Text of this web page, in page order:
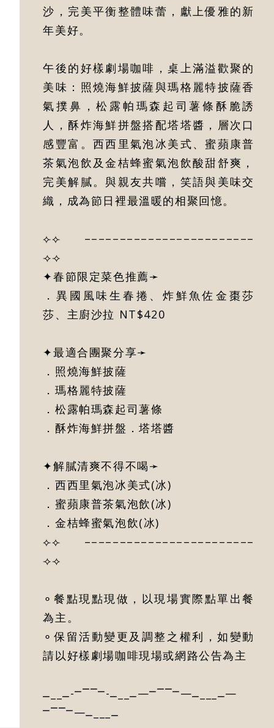
沙，完美平衡整體味蕾，獻上優雅的新
年美好。
午後的好樣劇場咖啡，桌上滿溢歡聚的
美味：照燒海鮮披薩與瑪格麗特披薩香
氣撲鼻，松露帕瑪森起司薯條酥脆誘
人，酥炸海鮮拼盤搭配塔塔醬，層次口
感豐富。西西里氣泡冰美式、蜜蘋康普
茶氣泡飲及金桔蜂蜜氣泡飲酸甜舒爽，
完美解膩。與親友共嚐，笑語與美味交
織，成為節日裡最溫暖的相聚回憶。
⟣⟣ ––––––––––––––––––––––––
⟢⟢
✦春節限定菜色推薦➛
．異國風味生春捲、炸鮮魚佐金棗莎
莎、主廚沙拉 NT$420
✦最適合團聚分享➛
．照燒海鮮披薩
．瑪格麗特披薩
．松露帕瑪森起司薯條
．酥炸海鮮拼盤．塔塔醬
✦解膩清爽不得不喝➛
．西西里氣泡冰美式(冰)
．蜜蘋康普茶氣泡飲(冰)
．金桔蜂蜜氣泡飲(冰)
⟣⟣ ––––––––––––––––––––––––
⟢⟢
⚬餐點現點現做，以現場實際點單出餐
為主。
⚬保留活動變更及調整之權利，如變動
請以好樣劇場咖啡現場或網路公告為主
⎽__⎽-⎻⎺⎺⎻-⎽__⎽—⎻⎺⎺⎻—⎽___⎽—
⎻⎺⎺⎻—⎽___⎽